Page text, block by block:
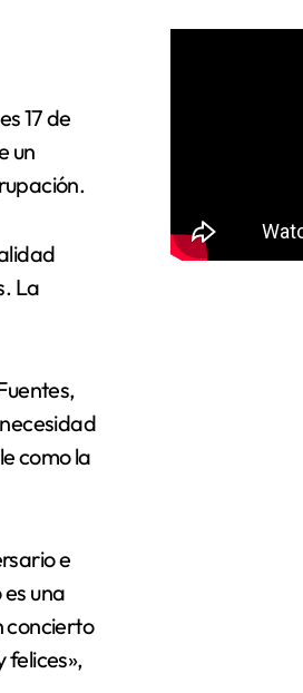
17 de
un
La
como la
e
una
concierto
felices»,